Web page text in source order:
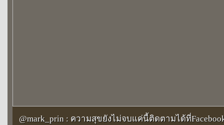
@mark_prin : ความสุขยังไม่จบแค่นี้ติดตามได้ที่